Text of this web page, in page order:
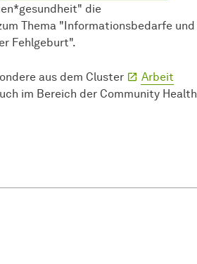
die
Thema "Informationsbedarfe und
Fehlgeburt".
aus dem Cluster
Arbeit
im Bereich der Community Health